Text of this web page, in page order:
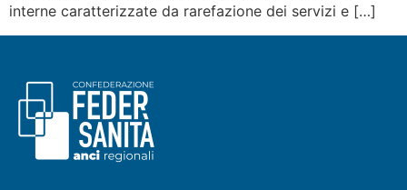
interne caratterizzate da rarefazione dei servizi e […]